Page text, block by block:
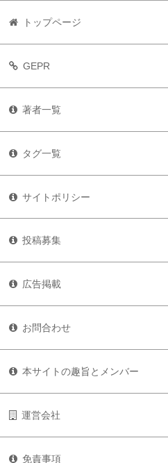
トップページ
GEPR
著者一覧
タグ一覧
サイトポリシー
投稿募集
広告掲載
お問合わせ
本サイトの趣旨とメンバー
運営会社
免責事項